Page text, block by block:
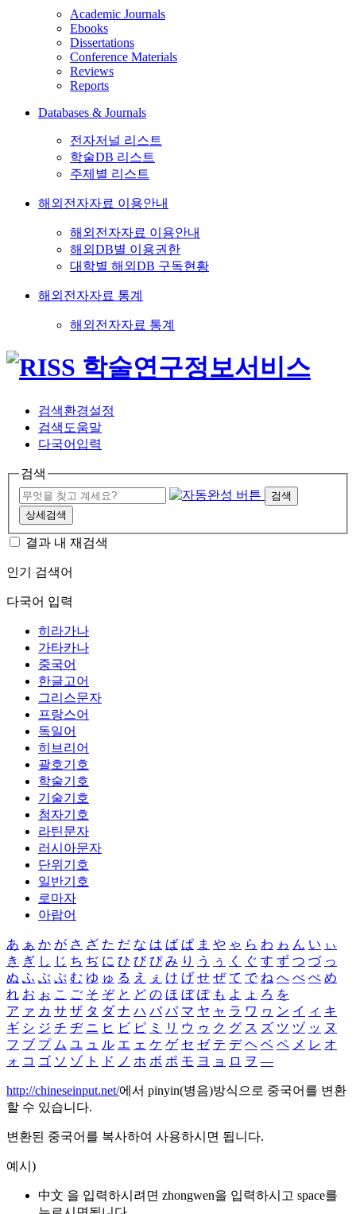
Academic Journals
Ebooks
Dissertations
Conference Materials
Reviews
Reports
Databases & Journals
전자저널 리스트
학술DB 리스트
주제별 리스트
해외전자자료 이용안내
해외전자자료 이용안내
해외DB별 이용권한
대학별 해외DB 구독현황
해외전자자료 통계
해외전자자료 통계
검색환경설정
검색도움말
다국어입력
검색
검색
상세검색
결과 내 재검색
인기 검색어
다국어 입력
히라가나
가타카나
중국어
한글고어
그리스문자
프랑스어
독일어
히브리어
괄호기호
학술기호
기술기호
첨자기호
라틴문자
러시아문자
단위기호
일반기호
로마자
아랍어
あ ぁ か が さ ざ た だ な は ば ぱ ま や ゃ ら わ ゎ ん い ぃ
き ぎ し じ ち ぢ に ひ び ぴ み り う ぅ く ぐ す ず つ づ っ
ぬ ふ ぶ ぷ む ゆ ゅ る え ぇ け げ せ ぜ て で ね へ べ ぺ め
れ お ぉ こ ご そ ぞ と ど の ほ ぼ ぽ も よ ょ ろ を
ア ァ カ サ ザ タ ダ ナ ハ バ パ マ ヤ ャ ラ ワ ヮ ン イ ィ キ
ギ シ ジ チ ヂ ニ ヒ ビ ピ ミ リ ウ ゥ ク グ ス ズ ツ ヅ ッ ヌ
フ ブ プ ム ユ ュ ル エ ェ ケ ゲ セ ゼ テ デ ヘ ベ ペ メ レ オ
ォ コ ゴ ソ ゾ ト ド ノ ホ ボ ポ モ ヨ ョ ロ ヲ ―
http://chineseinput.net/에서 pinyin(병음)방식으로 중국어를 변환
할 수 있습니다.
변환된 중국어를 복사하여 사용하시면 됩니다.
예시)
中文 을 입력하시려면 zhongwen을 입력하시고 space를